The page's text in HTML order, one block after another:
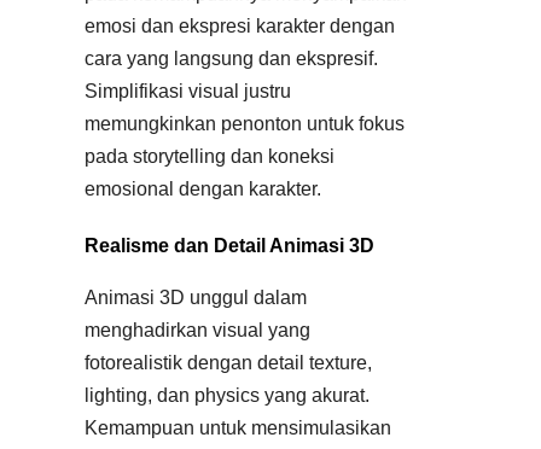
emosi dan ekspresi karakter dengan
cara yang langsung dan ekspresif.
Simplifikasi visual justru
memungkinkan penonton untuk fokus
pada storytelling dan koneksi
emosional dengan karakter.
Realisme dan Detail Animasi 3D
Animasi 3D unggul dalam
menghadirkan visual yang
fotorealistik dengan detail texture,
lighting, dan physics yang akurat.
Kemampuan untuk mensimulasikan